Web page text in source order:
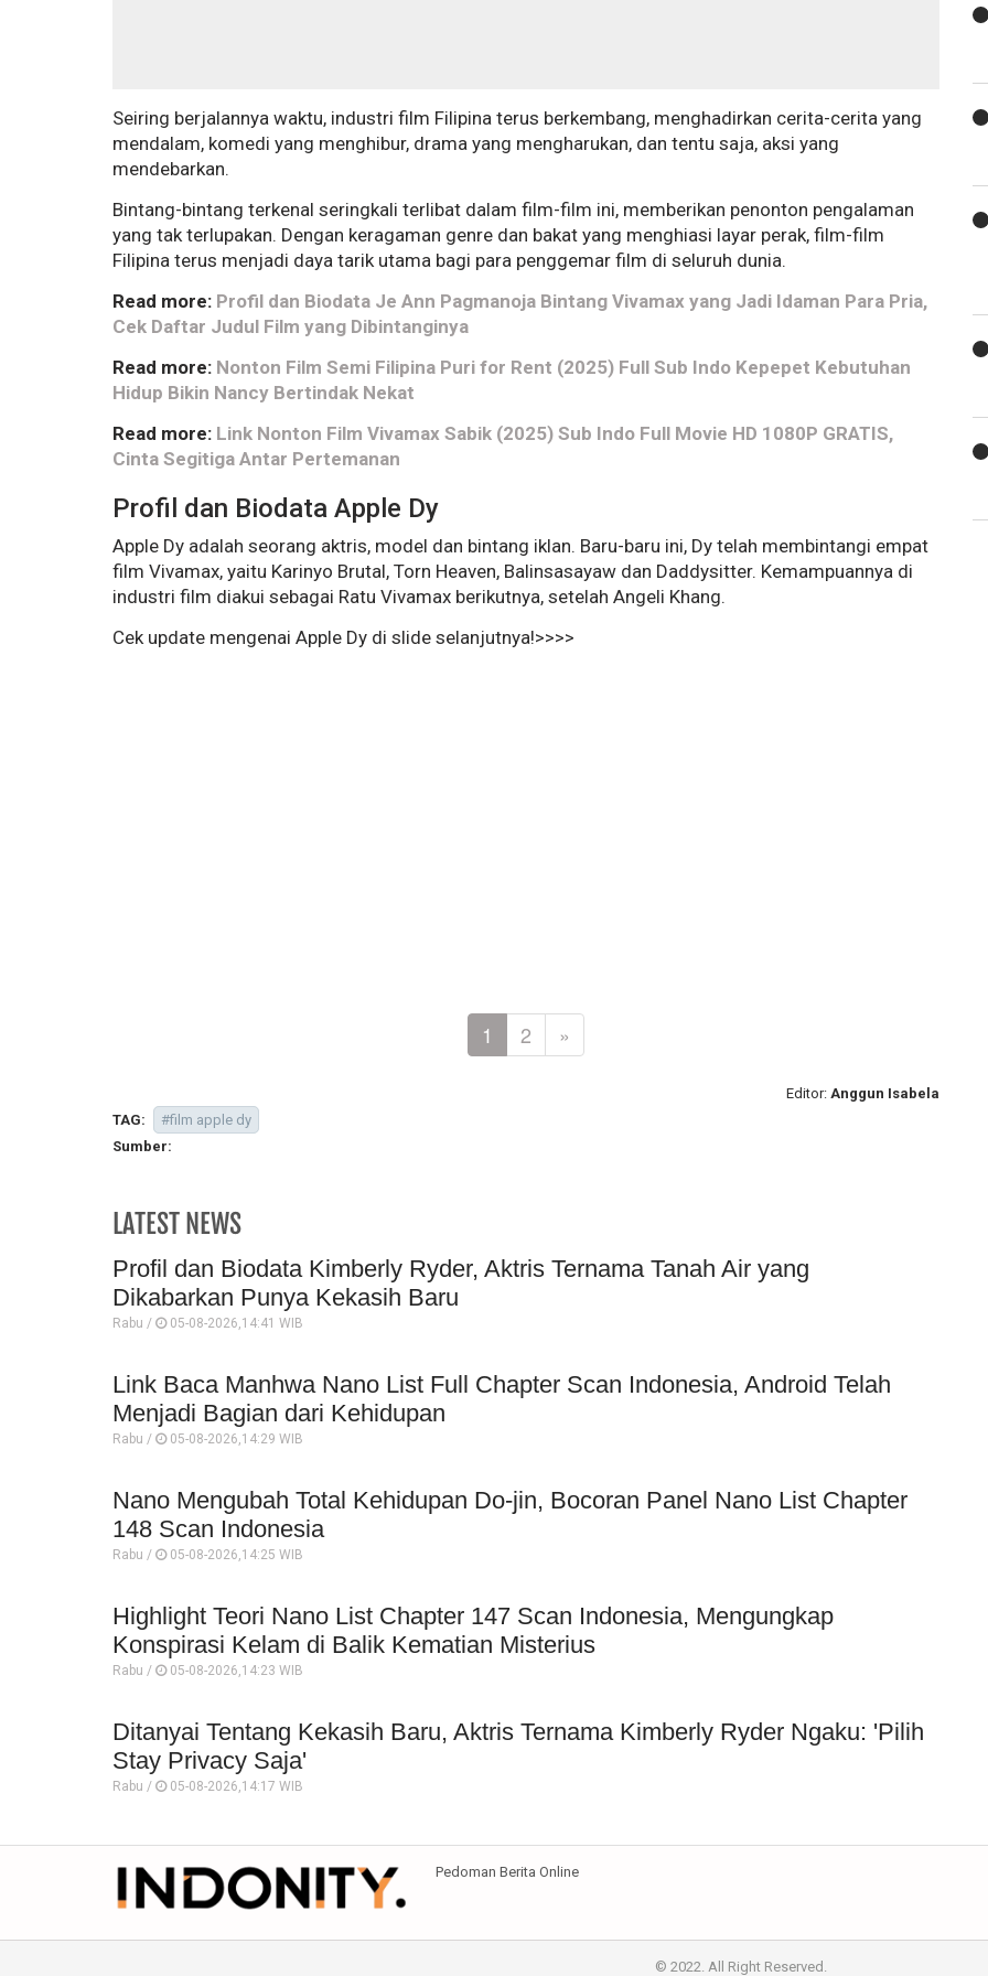
Seiring berjalannya waktu, industri film Filipina terus berkembang, menghadirkan cerita-cerita yang
mendalam, komedi yang menghibur, drama yang mengharukan, dan tentu saja, aksi yang
mendebarkan.
Bintang-bintang terkenal seringkali terlibat dalam film-film ini, memberikan penonton pengalaman
yang tak terlupakan. Dengan keragaman genre dan bakat yang menghiasi layar perak, film-film
Filipina terus menjadi daya tarik utama bagi para penggemar film di seluruh dunia.
Read more: Profil dan Biodata Je Ann Pagmanoja Bintang Vivamax yang Jadi Idaman Para Pria,
Cek Daftar Judul Film yang Dibintanginya
Read more: Nonton Film Semi Filipina Puri for Rent (2025) Full Sub Indo Kepepet Kebutuhan
Hidup Bikin Nancy Bertindak Nekat
Read more: Link Nonton Film Vivamax Sabik (2025) Sub Indo Full Movie HD 1080P GRATIS,
Cinta Segitiga Antar Pertemanan
Profil dan Biodata Apple Dy
Apple Dy adalah seorang aktris, model dan bintang iklan. Baru-baru ini, Dy telah membintangi empat
film Vivamax, yaitu Karinyo Brutal, Torn Heaven, Balinsasayaw dan Daddysitter. Kemampuannya di
industri film diakui sebagai Ratu Vivamax berikutnya, setelah Angeli Khang.
Cek update mengenai Apple Dy di slide selanjutnya!>>>>
1 2 »
Editor: Anggun Isabela
TAG:
#film apple dy
Sumber:
LATEST NEWS
Profil dan Biodata Kimberly Ryder, Aktris Ternama Tanah Air yang
Dikabarkan Punya Kekasih Baru
Rabu / 05-08-2026,14:41 WIB
Link Baca Manhwa Nano List Full Chapter Scan Indonesia, Android Telah
Menjadi Bagian dari Kehidupan
Rabu / 05-08-2026,14:29 WIB
Nano Mengubah Total Kehidupan Do-jin, Bocoran Panel Nano List Chapter
148 Scan Indonesia
Rabu / 05-08-2026,14:25 WIB
Highlight Teori Nano List Chapter 147 Scan Indonesia, Mengungkap
Konspirasi Kelam di Balik Kematian Misterius
Rabu / 05-08-2026,14:23 WIB
Ditanyai Tentang Kekasih Baru, Aktris Ternama Kimberly Ryder Ngaku: 'Pilih
Stay Privacy Saja'
Rabu / 05-08-2026,14:17 WIB
Pedoman Berita Online
© 2022. All Right Reserved.